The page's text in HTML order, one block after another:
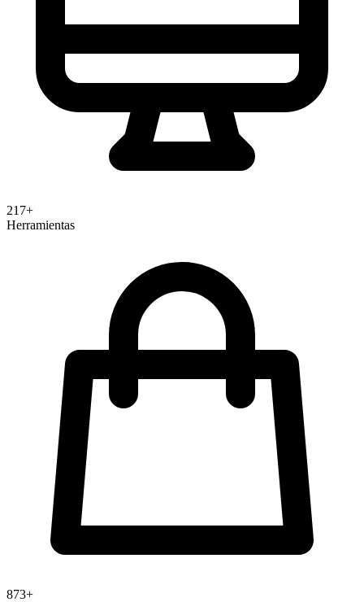
217+
Herramientas
873+